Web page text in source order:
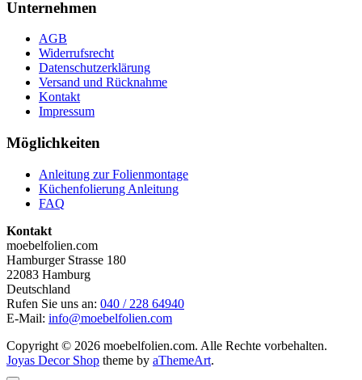
Unternehmen
AGB
Widerrufsrecht
Datenschutzerklärung
Versand und Rücknahme
Kontakt
Impressum
Möglichkeiten
Anleitung zur Folienmontage
Küchenfolierung Anleitung
FAQ
Kontakt
moebelfolien.com
Hamburger Strasse 180
22083 Hamburg
Deutschland
Rufen Sie uns an: 040 / 228 64940
E-Mail: info@moebelfolien.com
Copyright © 2026 moebelfolien.com. Alle Rechte vorbehalten.
Joyas Decor Shop theme by aThemeArt.